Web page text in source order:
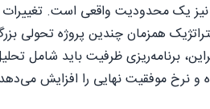
یک محدودیت واقعی است. تغییرات
همزمان چندین پروژه تحولی
ظرفیت باید شامل تحلیل
و نرخ موفقیت نهایی را افزایش